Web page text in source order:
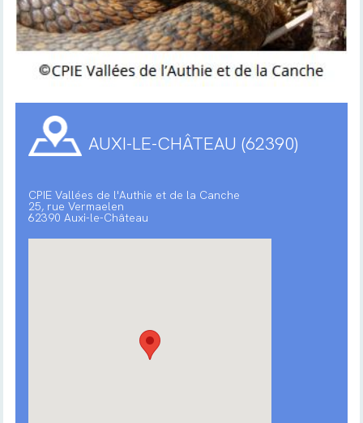
AUXI-LE-CHÂTEAU (62390)
CPIE Vallées de l'Authie et de la Canche
25, rue Vermaelen
62390 Auxi-le-Château